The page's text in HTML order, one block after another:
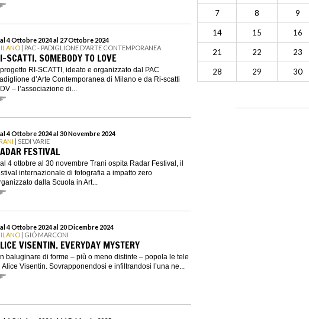
4 Ottobre 2024 al 27 Ottobre 2024
| PAC - PADIGLIONE D'ARTE CONTEMPORANEA
SCATTI. SOMEBODY TO LOVE
RI-SCATTI, ideato e organizzato dal PAC
d’Arte Contemporanea di Milano e da Ri-scatti
– l’associazione di...
4 Ottobre 2024 al 30 Novembre 2024
| SEDI VARIE
FESTIVAL
4 ottobre al 30 novembre Trani ospita Radar Festival, il
internazionale di fotografia a impatto zero
dalla Scuola in Art...
4 Ottobre 2024 al 20 Dicembre 2024
| GIÓ MARCONI
VISENTIN. EVERYDAY MYSTERY
baluginare di forme – più o meno distinte – popola le tele
Alice Visentin. Sovrapponendosi e infiltrandosi l’una ne...
7 8 9
14 15 16
21 22 23
28 29 30